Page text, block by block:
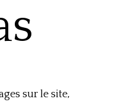
sur le site,